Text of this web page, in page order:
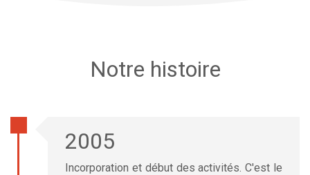
Notre histoire
2005
Incorporation et début des activités. C'est le